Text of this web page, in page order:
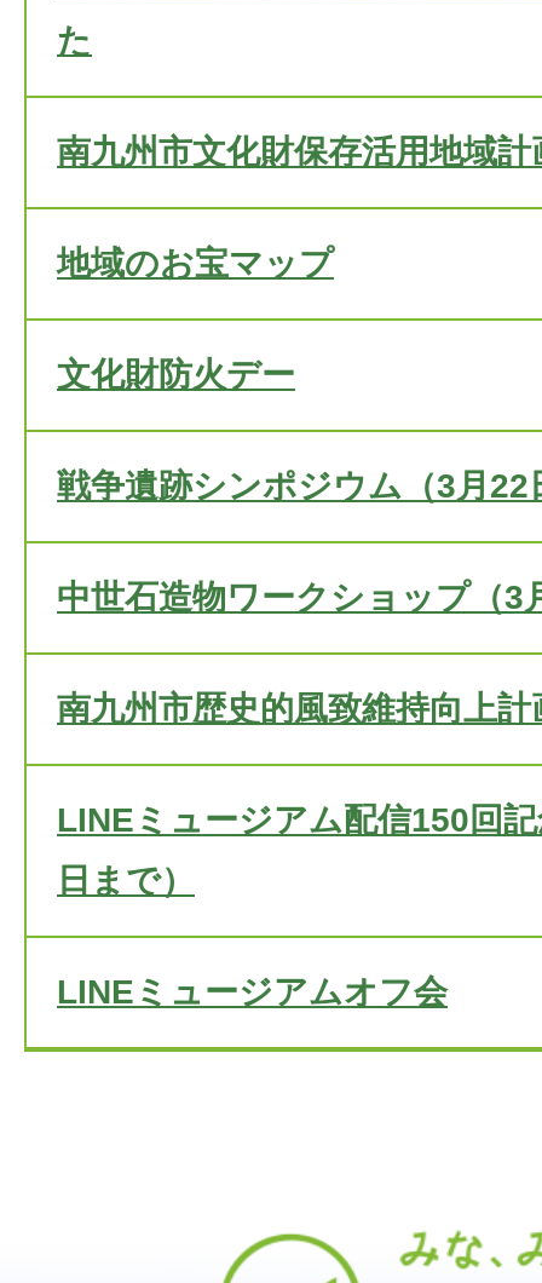
た
南九州市文化財保存活用地域計
地域のお宝マップ
文化財防火デー
戦争遺跡シンポジウム（3月22
中世石造物ワークショップ（3
南九州市歴史的風致維持向上計
LINEミュージアム配信150回
日まで）
LINEミュージアムオフ会